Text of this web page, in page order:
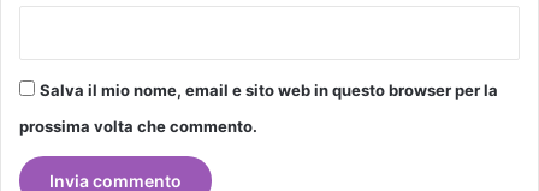
Salva il mio nome, email e sito web in questo browser per la
prossima volta che commento.